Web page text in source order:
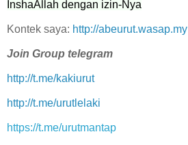
InshaAllah dengan izin-Nya
Kontek saya: http://abeurut.wasap.my
Join Group telegram
http://t.me/kakiurut
http://t.me/urutlelaki
https://t.me/urutmantap